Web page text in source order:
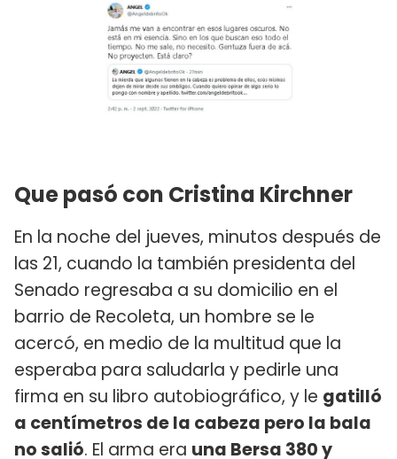
Que pasó con Cristina Kirchner
En la noche del jueves, minutos después de
las 21, cuando la también presidenta del
Senado regresaba a su domicilio en el
barrio de Recoleta, un hombre se le
acercó, en medio de la multitud que la
esperaba para saludarla y pedirle una
firma en su libro autobiográfico, y le gatilló
a centímetros de la cabeza pero la bala
no salió. El arma era una Bersa 380 y